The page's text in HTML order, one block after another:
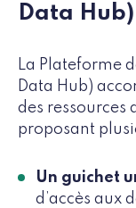
Data
La Plateforme
Data Hub)
des ressources
proposant
Un guichet
d’accès aux